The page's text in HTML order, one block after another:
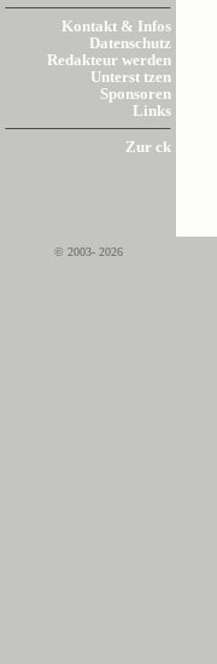
Kontakt & Infos
Datenschutz
Redakteur werden
Unterst tzen
Sponsoren
Links
Zur ck
© 2003- 2026